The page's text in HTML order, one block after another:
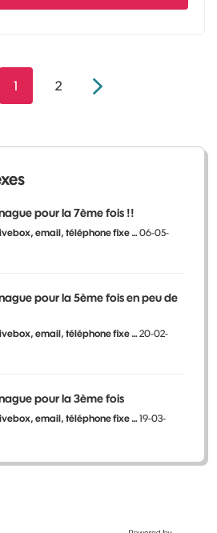
1 2
pour la 7ème fois !!
email, téléphone fixe … 06-05-
pour la 5ème fois en peu de
email, téléphone fixe … 20-02-
pour la 3ème fois
email, téléphone fixe … 19-03-